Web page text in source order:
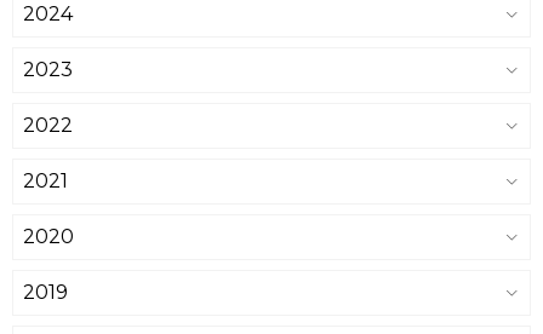
2024
2023
2022
2021
2020
2019